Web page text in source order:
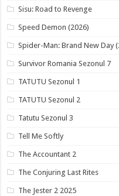
Sisu: Road to Revenge
Speed Demon (2026)
Spider-Man: Brand New Day
Survivor Romania Sezonul 7
TATUTU Sezonul 1
TATUTU Sezonul 2
Tatutu Sezonul 3
Tell Me Softly
The Accountant 2
The Conjuring Last Rites
The Jester 2 2025